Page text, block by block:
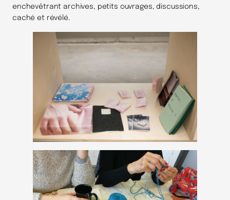
enchevêtrant archives, petits ouvrages, discussions,
caché et révélé.